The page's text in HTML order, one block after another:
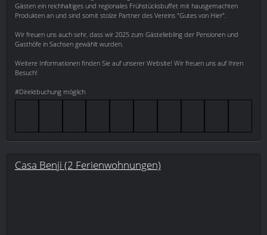
Gästen ein reichhaltiges und regionales Frühstücksbuffet mit hausgemachten
Produkten an und sind somit stolze Partner des Vereins "Gutes von Hier".
Wir freuen uns auch sehr, dass wir 2025 zum Gästeliebling der Pensionen und
Gasthöfe in Sachsen gewählt wurden.
Weitere Informationen finden Sie auf unserer Website! Wir freuen uns auf Ihren
Besuch!
#Direktbuchung möglich
Casa Benji (2 Ferienwohnungen)